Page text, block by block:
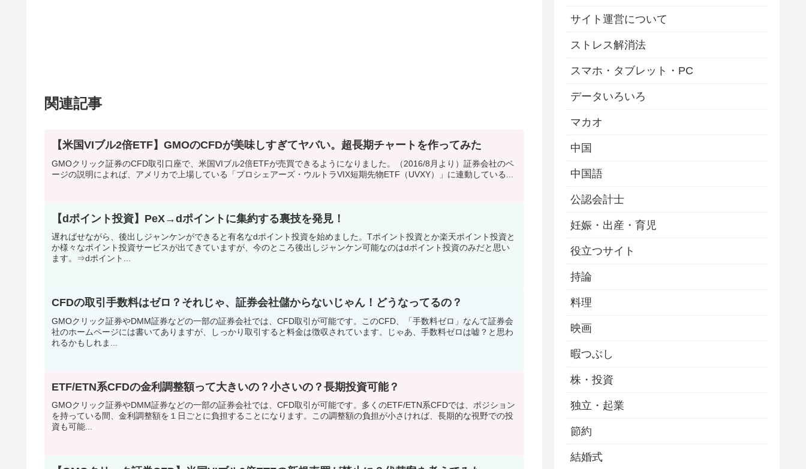
関連記事
【米国VIブル2倍ETF】GMOのCFDが美味しすぎてヤバい。超長期チャートを作ってみた
GMOクリック証券のCFD取引口座で、米国VIブル2倍ETFが売買できるようになりました。（2016/8月より）証券会社のペ
ージの説明によれば、アメリカで上場している「プロシェアーズ・ウルトラVIX短期先物ETF（UVXY）」に連動している...
【dポイント投資】PeX→dポイントに集約する裏技を発見！
遅ればせながら、後出しジャンケンができると有名なdポイント投資を始めました。Tポイント投資とか楽天ポイント投資と
か様々なポイント投資サービスが出てきていますが、今のところ後出しジャンケン可能なのはdポイント投資のみだと思い
ます。⇒dポイント...
CFDの取引手数料はゼロ？それじゃ、証券会社儲からないじゃん！どうなってるの？
GMOクリック証券やDMM証券などの一部の証券会社では、CFD取引が可能です。このCFD、「手数料ゼロ」なんて証券会
社のホームページには書いてありますが、しっかり取引すると料金は徴収されています。じゃあ、手数料ゼロは嘘？と思わ
れるかもしれま...
ETF/ETN系CFDの金利調整額って大きいの？小さいの？長期投資可能？
GMOクリック証券やDMM証券などの一部の証券会社では、CFD取引が可能です。多くのETF/ETN系CFDでは、ポジション
を持っている間、金利調整額を１日ごとに負担することになります。この調整額の負担が小さければ、長期的な視野での投
資も可能...
サイト運営について
ストレス解消法
スマホ・タブレット・PC
データいろいろ
マカオ
中国
中国語
公認会計士
妊娠・出産・育児
役立つサイト
持論
料理
映画
暇つぶし
株・投資
独立・起業
節約
結婚式